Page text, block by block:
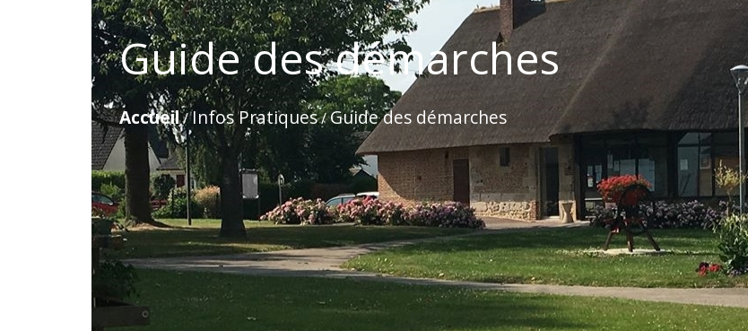
Guide des démarches
Accueil/Infos Pratiques/Guide des démarches